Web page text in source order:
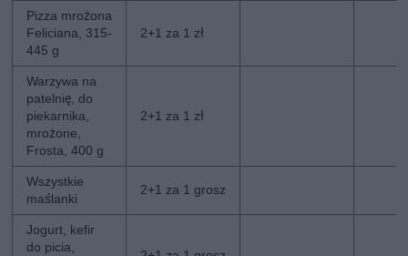
Pizza mrożona
Feliciana, 315-
445 g
2+1 za 1 zł
Warzywa na
patelnię, do
piekarnika,
mrożone,
Frosta, 400 g
2+1 za 1 zł
Wszystkie
maślanki
2+1 za 1 grosz
Jogurt, kefir
do picia,